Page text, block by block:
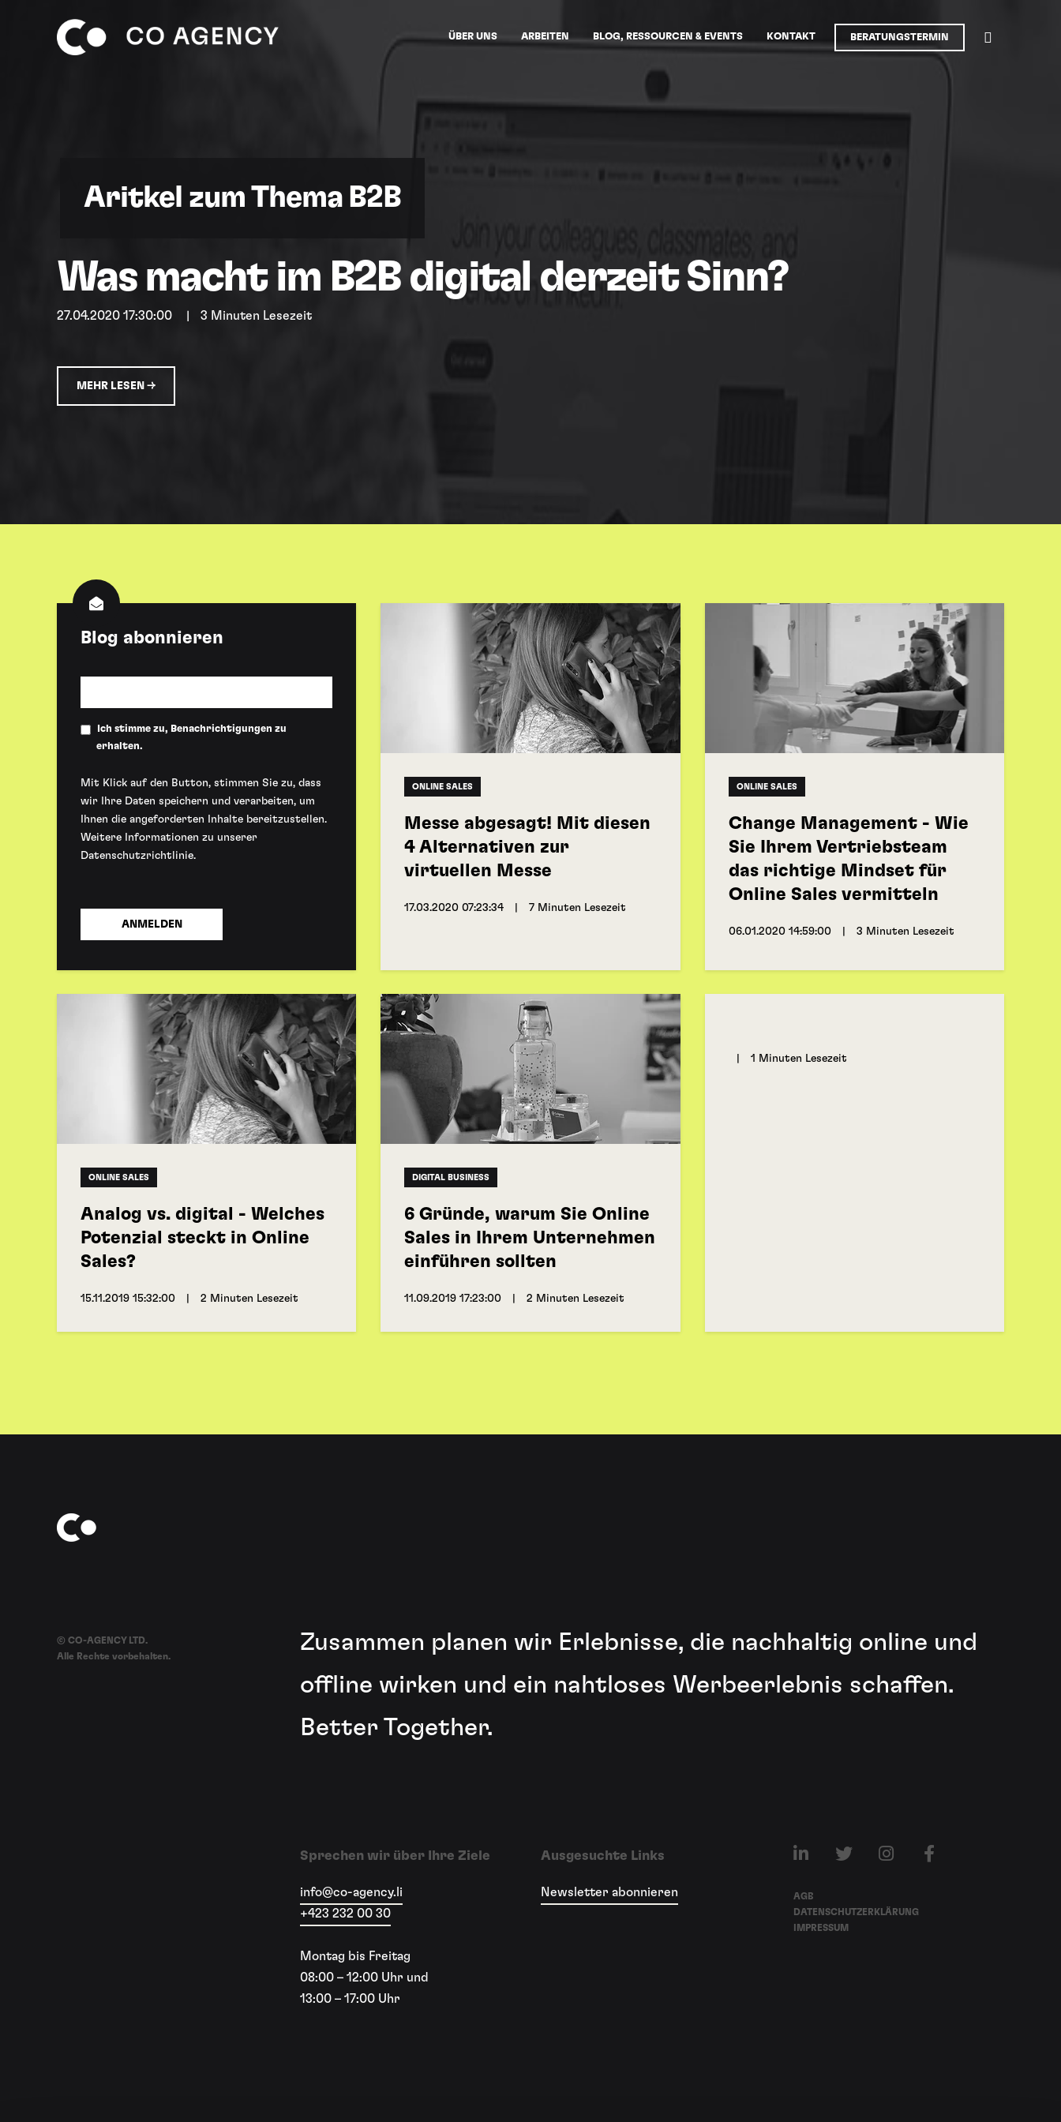
ÜBER UNS ARBEITEN BLOG, RESSOURCEN & EVENTS KONTAKT BERATUNGSTERMIN
Aritkel zum Thema B2B
Was macht im B2B digital derzeit Sinn?
27.04.2020 17:30:00 3 Minuten Lesezeit
MEHR LESEN →
Blog abonnieren
Ich stimme zu, Benachrichtigungen zu
erhalten.
Mit Klick auf den Button, stimmen Sie zu, dass
wir Ihre Daten speichern und verarbeiten, um
Ihnen die angeforderten Inhalte bereitzustellen.
Weitere Informationen zu unserer
Datenschutzrichtlinie.
ONLINE SALES
Messe abgesagt! Mit diesen
4 Alternativen zur
virtuellen Messe
17.03.2020 07:23:34 7 Minuten Lesezeit
ONLINE SALES
Change Management - Wie
Sie Ihrem Vertriebsteam
das richtige Mindset für
Online Sales vermitteln
06.01.2020 14:59:00 3 Minuten Lesezeit
ONLINE SALES
Analog vs. digital - Welches
Potenzial steckt in Online
Sales?
15.11.2019 15:32:00 2 Minuten Lesezeit
DIGITAL BUSINESS
6 Gründe, warum Sie Online
Sales in Ihrem Unternehmen
einführen sollten
11.09.2019 17:23:00 2 Minuten Lesezeit
1 Minuten Lesezeit
© CO-AGENCY LTD.
Alle Rechte vorbehalten.
Zusammen planen wir Erlebnisse, die nachhaltig online und
offline wirken und ein nahtloses Werbeerlebnis schaffen.
Better Together.
Sprechen wir über Ihre Ziele
info@co-agency.li
+423 232 00 30
Montag bis Freitag
08:00 – 12:00 Uhr und
13:00 – 17:00 Uhr
Ausgesuchte Links
Newsletter abonnieren
AGB
DATENSCHUTZERKLÄRUNG
IMPRESSUM